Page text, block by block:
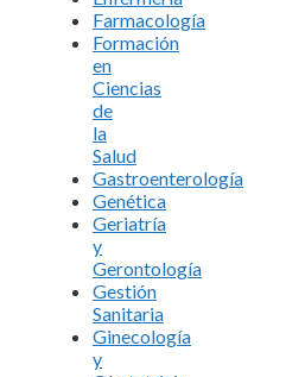
Farmacología
Formación
en
Ciencias
de
la
Salud
Gastroenterología
Genética
Geriatría
y
Gerontología
Gestión
Sanitaria
Ginecología
y